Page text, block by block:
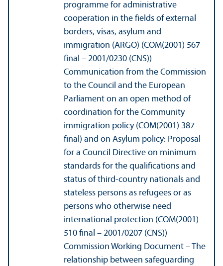
programme for administrative
cooperation in the fields of external
borders, visas, asylum and
immigration (ARGO) (COM(2001) 567
final – 2001/0230 (CNS))
Communication from the Commission
to the Council and the European
Parliament on an open method of
coordination for the Community
immigration policy (COM(2001) 387
final) and on Asylum policy: Proposal
for a Council Directive on minimum
standards for the qualifications and
status of third-country nationals and
stateless persons as refugees or as
persons who otherwise need
international protection (COM(2001)
510 final – 2001/0207 (CNS))
Commission Working Document – The
relations­hip between safeguarding